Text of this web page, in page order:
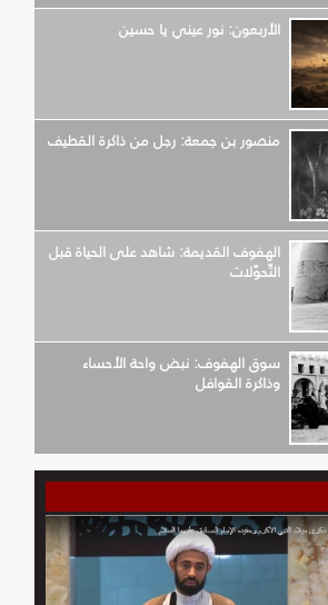
الأربعون: نور عيني يا حسين
منصور بن جمعة: رجل من ذاكرة القطيف
الهفوف القديمة: شاهد على الحياة قبل
التّحوّلات
سوق الهفوف: نبض واحة الأحساء
وذاكرة القوافل